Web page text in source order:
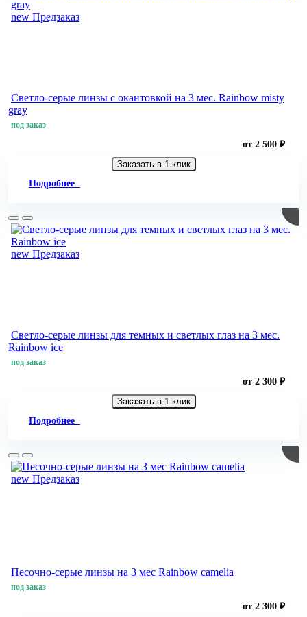
new Предзаказ
Светло-серые линзы с окантовкой на 3 мес. Rainbow misty
gray
под заказ
от 2 500 ₽
Заказать в 1 клик
Подробнее
new Предзаказ
Светло-серые линзы для темных и светлых глаз на 3 мес.
Rainbow ice
под заказ
от 2 300 ₽
Заказать в 1 клик
Подробнее
new Предзаказ
Песочно-серые линзы на 3 мес Rainbow camelia
под заказ
от 2 300 ₽